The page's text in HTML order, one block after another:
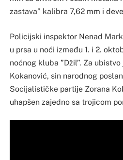
zastava” kalibra 7,62 mm i
Policijski inspektor Nenad
u prsa u noći između 1. i 2.
noćnog kluba ”Džil”. Za
Kokanović, sin narodnog
Socijalističke partije Zorana
uhapšen zajedno sa trojicom